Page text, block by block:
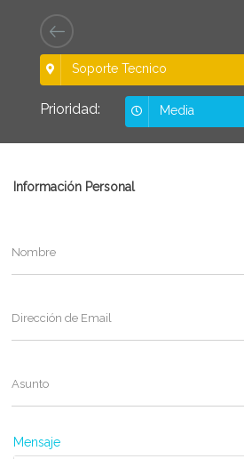
Soporte Tecnico
Prioridad: Media
Información Personal
Nombre
Dirección de Email
Asunto
Mensaje